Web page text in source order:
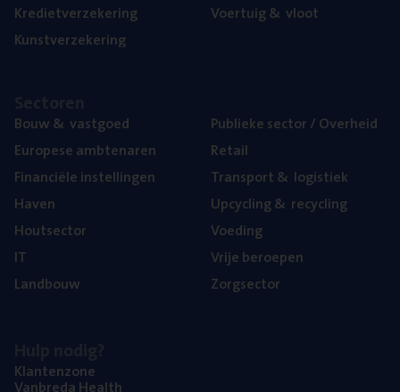
Kre­diet­ver­ze­ke­ring
Kunst­ver­ze­ke­ring
Voer­tuig& vloot
Bouw& vastgoed
Euro­pe­se ambtenaren
Finan­ci­ë­le instellingen
Haven
Hout­sec­tor
IT
Land­bouw
Publie­ke sec­tor / Overheid
Retail
Trans­port& logistiek
Upcy­cling& recycling
Voe­ding
Vrije beroe­pen
Zorg­sec­tor
Klan­ten­zo­ne
Van­b­re­da Health